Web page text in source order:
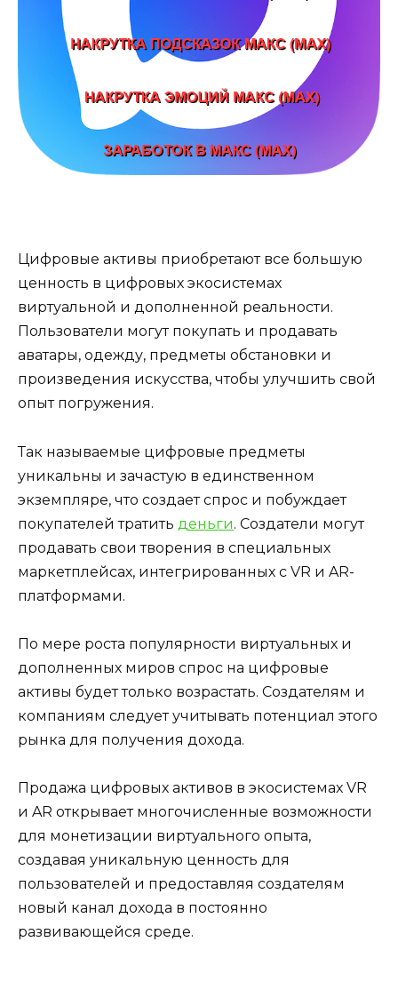
Цифровые активы приобретают все большую
ценность в цифровых экосистемах
виртуальной и дополненной реальности.
Пользователи могут покупать и продавать
аватары, одежду, предметы обстановки и
произведения искусства, чтобы улучшить свой
опыт погружения.
Так называемые цифровые предметы
уникальны и зачастую в единственном
экземпляре, что создает спрос и побуждает
покупателей тратить деньги. Создатели могут
продавать свои творения в специальных
маркетплейсах, интегрированных с VR и AR-
платформами.
По мере роста популярности виртуальных и
дополненных миров спрос на цифровые
активы будет только возрастать. Создателям и
компаниям следует учитывать потенциал этого
рынка для получения дохода.
Продажа цифровых активов в экосистемах VR
и AR открывает многочисленные возможности
для монетизации виртуального опыта,
создавая уникальную ценность для
пользователей и предоставляя создателям
новый канал дохода в постоянно
развивающейся среде.